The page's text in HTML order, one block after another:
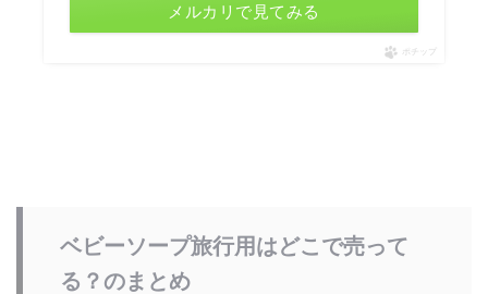
メルカリで見てみる
ポチップ
ベビーソープ旅行用はどこで売って
る？のまとめ